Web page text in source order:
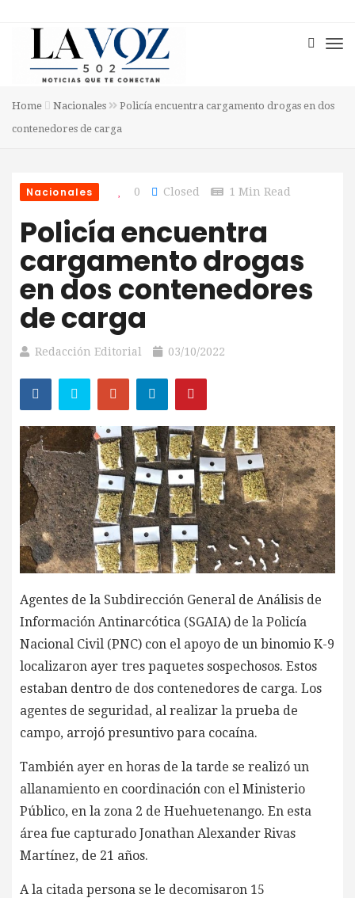
Home Nacionales
Policía encuentra cargamento drogas en dos
contenedores de carga
Nacionales 0 Closed 1 Min Read
Policía encuentra
cargamento drogas
en dos contenedores
de carga
Redacción Editorial 03/10/2022
Agentes de la Subdirección General de Análisis de
Información Antinarcótica (SGAIA) de la Policía
Nacional Civil (PNC) con el apoyo de un binomio K-9
localizaron ayer tres paquetes sospechosos. Estos
estaban dentro de dos contenedores de carga. Los
agentes de seguridad, al realizar la prueba de
campo, arrojó presuntivo para cocaína.
También ayer en horas de la tarde se realizó un
allanamiento en coordinación con el Ministerio
Público, en la zona 2 de Huehuetenango. En esta
área fue capturado Jonathan Alexander Rivas
Martínez, de 21 años.
A la citada persona se le decomisaron 15